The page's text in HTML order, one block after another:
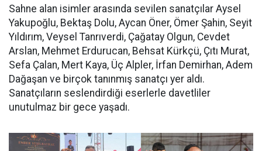
Sahne alan isimler arasında sevilen sanatçılar Aysel
Yakupoğlu, Bektaş Dolu, Aycan Öner, Ömer Şahin, Seyit
Yıldırım, Veysel Tanrıverdi, Çağatay Olgun, Cevdet
Arslan, Mehmet Erdurucan, Behsat Kürkçü, Çıtı Murat,
Sefa Çalan, Mert Kaya, Üç Alpler, İrfan Demirhan, Adem
Dağaşan ve birçok tanınmış sanatçı yer aldı.
Sanatçıların seslendirdiği eserlerle davetliler
unutulmaz bir gece yaşadı.